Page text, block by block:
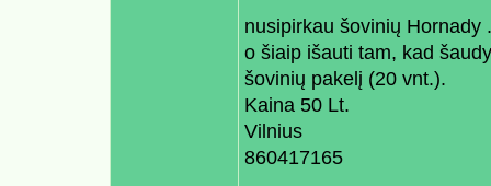
nusipirkau šovinių Hornady
o šiaip išauti tam, kad
šovinių pakelį (20 vnt.).
Kaina 50 Lt.
Vilnius
860417165